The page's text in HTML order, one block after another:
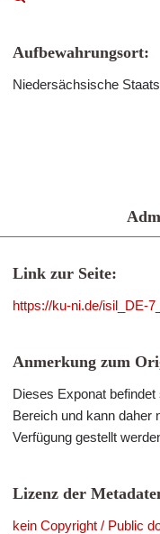
Aufbewahrungsort:
Niedersächsische
Link zur Seite:
https://ku-ni.de/isil_DE-
Anmerkung zum
Dieses Exponat
Bereich und kann daher
Verfügung gestellt
Lizenz der
kein Copyright / Public